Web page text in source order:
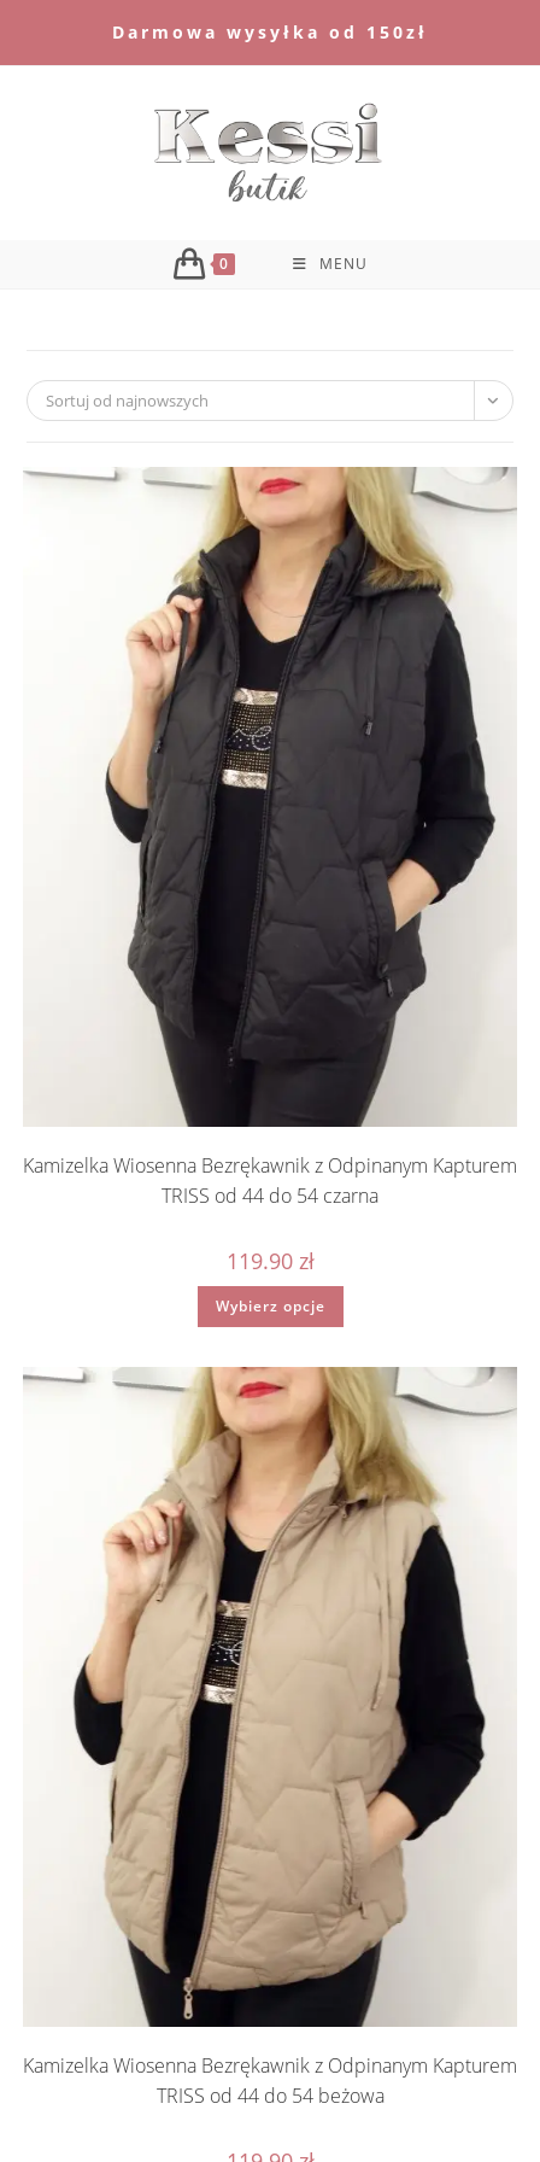
Darmowa wysyłka od 150zł
0 MENU
Sortuj od najnowszych
Kamizelka Wiosenna Bezrękawnik z Odpinanym Kapturem
TRISS od 44 do 54 czarna
119.90 zł
Wybierz opcje
Ten
ma
Opcje
można
wybrać
na
stronie
produktu
Kamizelka Wiosenna Bezrękawnik z Odpinanym Kapturem
TRISS od 44 do 54 beżowa